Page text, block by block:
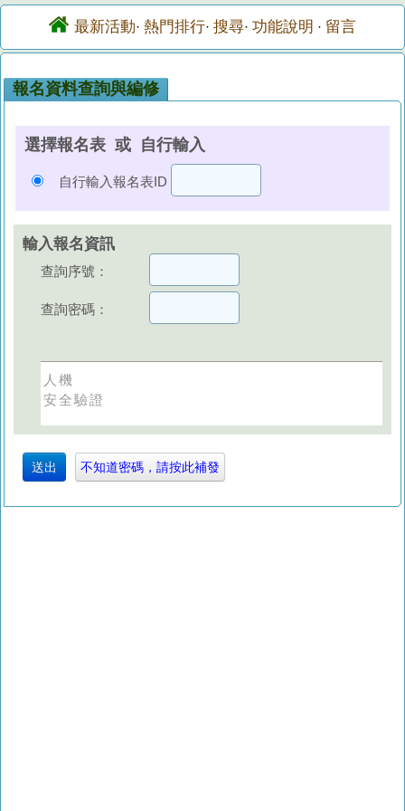
最新活動· 熱門排行· 搜尋· 功能說明 · 留言
報名資料查詢與編修
選擇報名表 或 自行輸入
自行輸入報名表ID
輸入報名資訊
查詢序號：
查詢密碼：
人機
安全驗證